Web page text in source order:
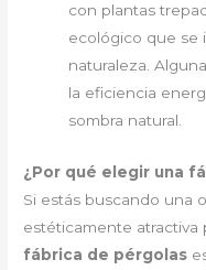
con plantas
ecológico que se
naturaleza.
la eficiencia
sombra natural.
¿Por qué elegir una
Si estás buscando una
estéticamente atractiva
fábrica de pérgolas